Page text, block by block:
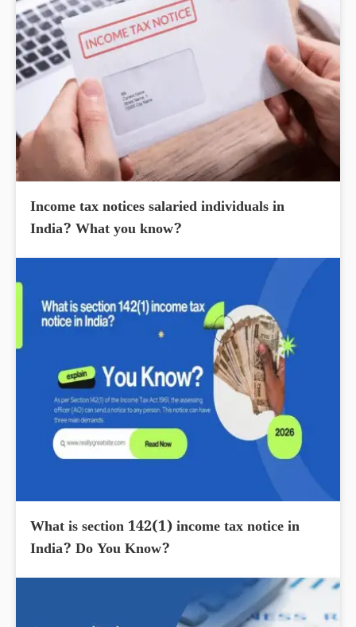
Income tax notices salaried individuals in
India? What you know?
What is section 142(1) income tax notice in
India? Do You Know?